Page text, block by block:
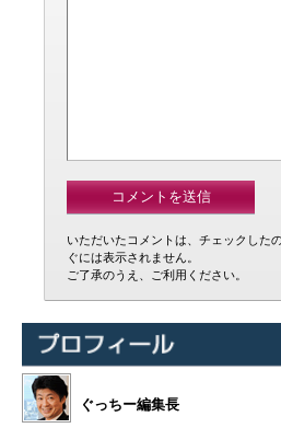
いただいたコメントは、チェックした
ぐには表示されません。
ご了承のうえ、ご利用ください。
ぐっちー編集長